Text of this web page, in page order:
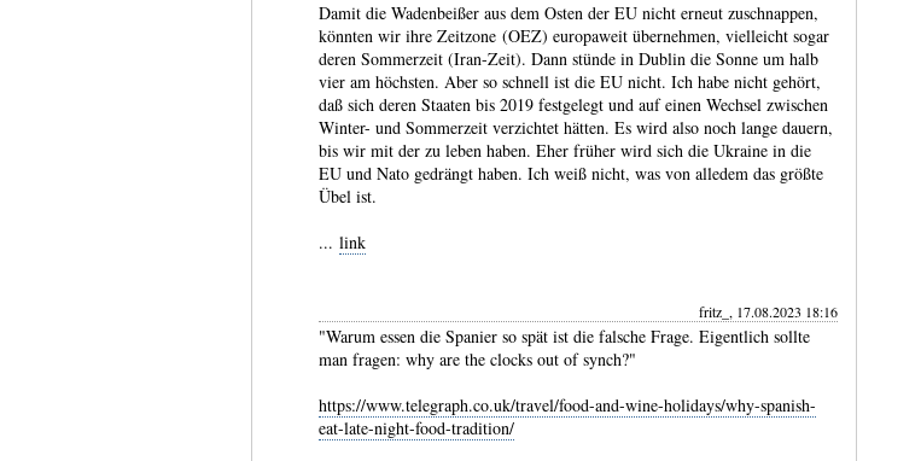
Damit die Wadenbeißer aus dem Osten der EU nicht erneut zuschnap­pen,
könnten wir ihre Zeit­zone (OEZ) europa­weit über­nehmen, viel­leicht sogar
deren Sommerzeit (Iran-​Zeit). Dann stünde in Dublin die Sonne um halb
vier am höch­sten. Aber so schnell ist die EU nicht. Ich habe nicht gehört,
daß sich deren Staa­ten bis 2019 fest­gelegt und auf einen Wechsel zwischen
Winter- und Sommer­zeit verzich­tet hätten. Es wird also noch lange dauern,
bis wir mit der zu leben haben. Eher früher wird sich die Ukraine in die
EU und Nato gedrängt haben. Ich weiß nicht, was von alledem das größte
Übel ist.
... link
fritz_, 17.08.2023 18:16
"Warum essen die Spanier so spät ist die falsche Frage. Eigentlich sollte
man fragen: why are the clocks out of synch?"
https://www.telegraph.co.uk/travel/food-and-wine-holidays/why-spanish-
eat-late-night-food-tradition/